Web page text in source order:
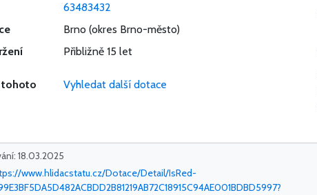
63483432
Brno(okres Brno-město)
Přibližně 15 let
tohoto
Vyhledat další dotace
18.03.2025
www.hlidacstatu.cz/Dotace/Detail/IsRed-